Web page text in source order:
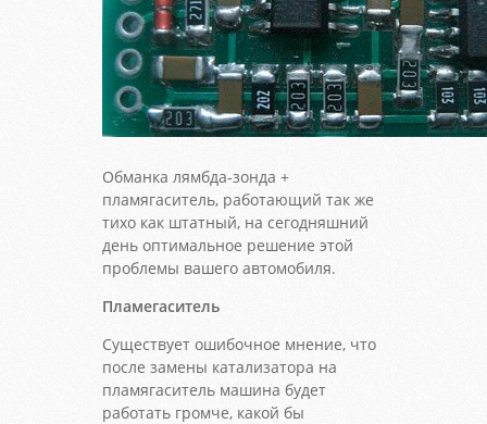
Обманка лямбда-зонда +
пламягаситель, работающий так же
тихо как штатный, на сегодняшний
день оптимальное решение этой
проблемы вашего автомобиля.
Пламегаситель
Существует ошибочное мнение, что
после замены катализатора на
пламягаситель машина будет
работать громче, какой бы